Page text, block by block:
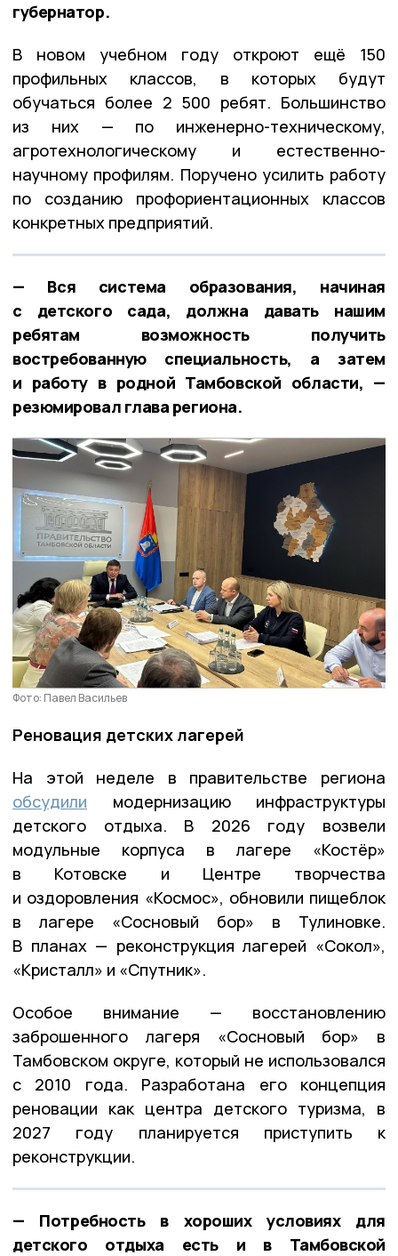
губернатор.
В новом учебном году откроют ещё 150
профильных классов, в которых будут
обучаться более 2 500 ребят. Большинство
из них — по инженерно-техническому,
агротехнологическому и естественно-
научному профилям. Поручено усилить работу
по созданию профориентационных классов
конкретных предприятий.
— Вся система образования, начиная
с детского сада, должна давать нашим
ребятам возможность получить
востребованную специальность, а затем
и работу в родной Тамбовской области, —
резюмировал глава региона.
Фото: Павел Васильев
Реновация детских лагерей
На этой неделе в правительстве региона
обсудили модернизацию инфраструктуры
детского отдыха. В 2026 году возвели
модульные корпуса в лагере «Костёр»
в Котовске и Центре творчества
и оздоровления «Космос», обновили пищеблок
в лагере «Сосновый бор» в Тулиновке.
В планах — реконструкция лагерей «Сокол»,
«Кристалл» и «Спутник».
Особое внимание — восстановлению
заброшенного лагеря «Сосновый бор» в
Тамбовском округе, который не использовался
с 2010 года. Разработана его концепция
реновации как центра детского туризма, в
2027 году планируется приступить к
реконструкции.
— Потребность в хороших условиях для
детского отдыха есть и в Тамбовской